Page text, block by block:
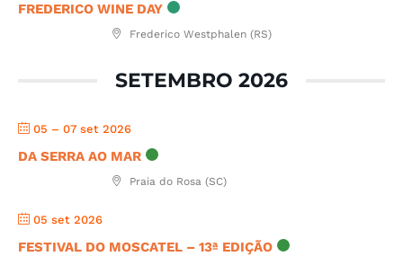
FREDERICO WINE DAY
Frederico Westphalen (RS)
SETEMBRO 2026
05 – 07 set 2026
DA SERRA AO MAR
Praia do Rosa (SC)
05 set 2026
FESTIVAL DO MOSCATEL – 13ª EDIÇÃO